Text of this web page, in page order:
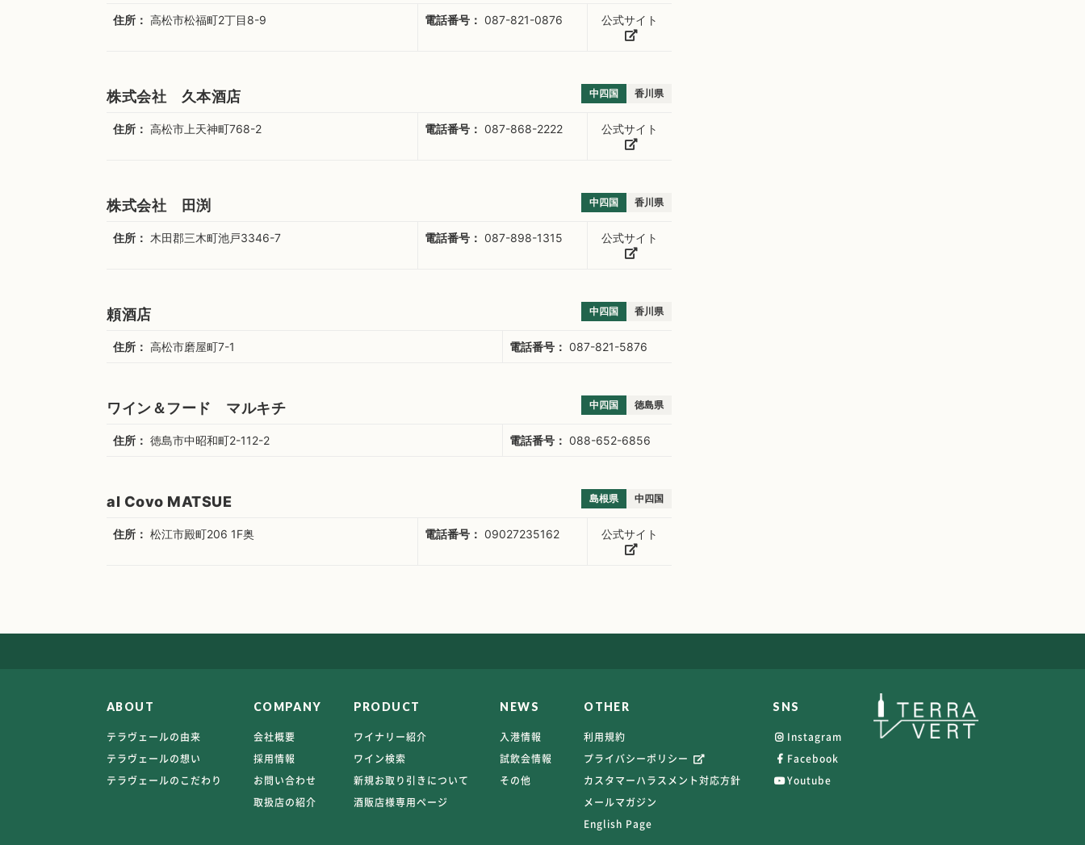
住所： 高松市松福町2丁目8-9 電話番号： 087-821-0876 公式サイト
株式会社 久本酒店 中四国 香川県
住所： 高松市上天神町768-2 電話番号： 087-868-2222 公式サイト
株式会社 田渕 中四国 香川県
住所： 木田郡三木町池戸3346-7 電話番号： 087-898-1315 公式サイト
頼酒店 中四国 香川県
住所： 高松市磨屋町7-1 電話番号： 087-821-5876
ワイン＆フード マルキチ 中四国 徳島県
住所： 徳島市中昭和町2-112-2 電話番号： 088-652-6856
al Covo MATSUE 島根県 中四国
住所： 松江市殿町206 1F奥 電話番号： 09027235162 公式サイト
ABOUT
テラヴェールの由来
テラヴェールの想い
テラヴェールのこだわり
COMPANY
会社概要
採用情報
お問い合わせ
取扱店の紹介
PRODUCT
ワイナリー紹介
ワイン検索
新規お取り引きについて
酒販店様専用ページ
NEWS
入港情報
試飲会情報
その他
OTHER
利用規約
プライバシーポリシー
カスタマーハラスメント対応方針
メールマガジン
English Page
SNS
Instagram
Facebook
Youtube